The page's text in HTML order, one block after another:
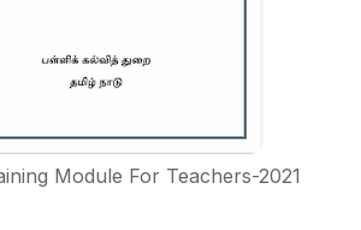
Module For Teachers-2021